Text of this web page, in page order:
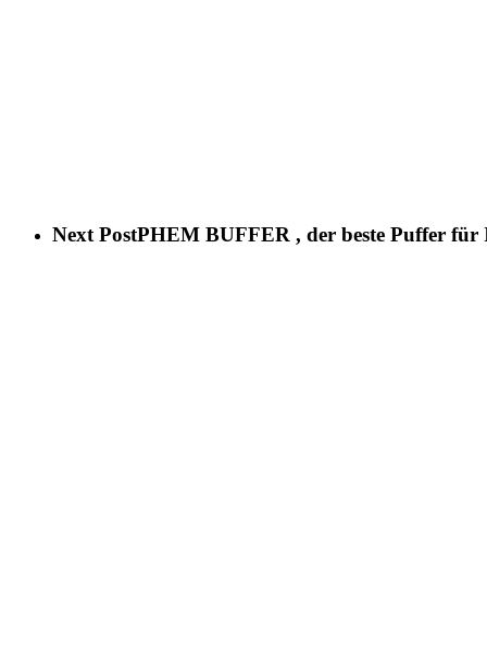
Next PostPHEM BUFFER , der beste Puffer für